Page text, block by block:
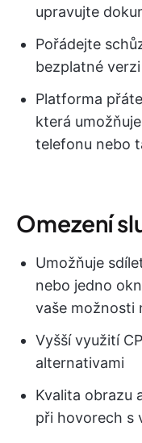
upravujte
Pořádejte
bezplatné verzi
Platforma
která
telefonu nebo
Omezení
Umožňuje
nebo jedno
vaše možnosti
Vyšší využití
alternativami
Kvalita obrazu
při hovorech s